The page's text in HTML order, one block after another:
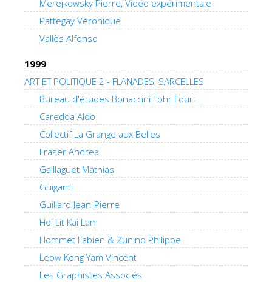
Merejkowsky Pierre, Vidéo expérimentale
Pattegay Véronique
Vallès Alfonso
1999
ART ET POLITIQUE 2 - FLANADES, SARCELLES
Bureau d'études Bonaccini Fohr Fourt
Caredda Aldo
Collectif La Grange aux Belles
Fraser Andrea
Gaillaguet Mathias
Guiganti
Guillard Jean-Pierre
Hoi Lit Kai Lam
Hommet Fabien & Zunino Philippe
Leow Kong Yam Vincent
Les Graphistes Associés